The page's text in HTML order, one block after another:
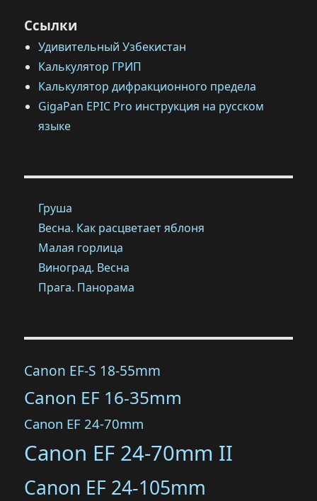
Ссылки
Удивительный Узбекистан
Калькулятор ГРИП
Калькулятор дифракционного предела
GigaPan EPIC Pro инструкция на русском
языке
Груша
Весна. Как расцветает яблоня
Малая горлица
Виноград. Весна
Прага. Панорама
Canon EF-S 18-55mm
Canon EF 16-35mm
Canon EF 24-70mm
Canon EF 24-70mm II
Canon EF 24-105mm